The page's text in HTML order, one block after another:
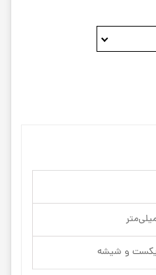
و شیشه